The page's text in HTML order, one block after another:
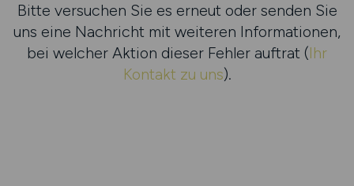
Bitte versuchen Sie es erneut oder senden Sie
uns eine Nachricht mit weiteren Informationen,
bei welcher Aktion dieser Fehler auftrat (Ihr
Kontakt zu uns).